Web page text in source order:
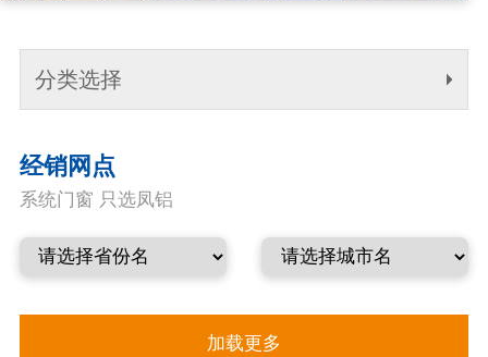
经销网点
投诉建议
联系我们
经销商专区
分类选择
经销网点
系统门窗 只选凤铝
加载更多